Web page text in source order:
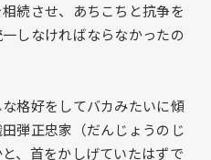
続させ、あちこちと抗争を
しなければならなかったの
格好をしてバカみたいに傾
弾正忠家（だんじょうのじ
、首をかしげていたはずで